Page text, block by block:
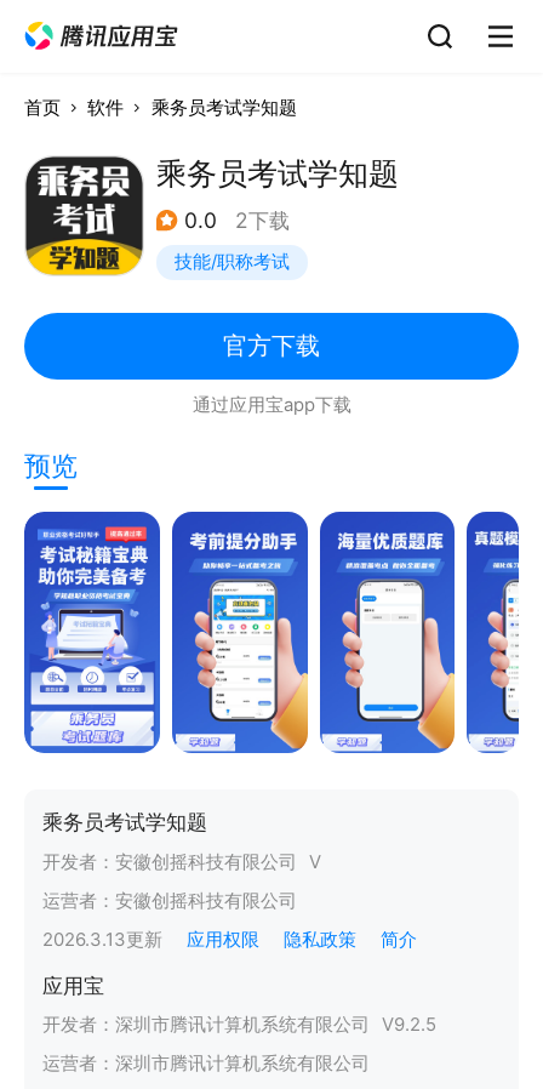
首页 软件 乘务员考试学知题
乘务员考试学知题
0.0 2下载
技能/职称考试
官方下载
通过应用宝app下载
预览
乘务员考试学知题
开发者： 安徽创摇科技有限公司
V
运营者： 安徽创摇科技有限公司
2026.3.13更新 应用权限 隐私政策 简介
应用宝
开发者： 深圳市腾讯计算机系统有限公司 V9.2.5
运营者： 深圳市腾讯计算机系统有限公司